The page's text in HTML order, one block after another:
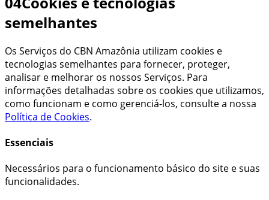
semelhantes
Os Serviços do CBN Amazônia utilizam cookies e
tecnologias semelhantes para fornecer, proteger,
analisar e melhorar os nossos Serviços. Para
informações detalhadas sobre os cookies que utilizamos,
como funcionam e como gerenciá-los, consulte a nossa
Política de Cookies.
Essenciais
Necessários para o funcionamento básico do site e suas
funcionalidades.